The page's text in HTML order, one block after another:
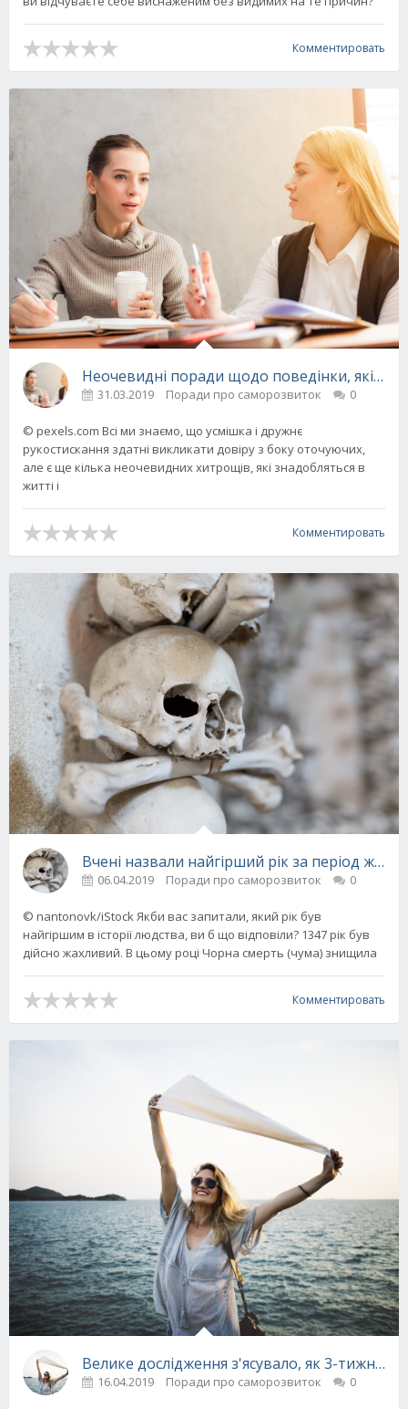
Комментировать
Неочевидні поради щодо поведінки, які
31.03.2019 Поради про саморозвиток 0
© pexels.com Всі ми знаємо, що усмішка і дружнє
рукостискання здатні викликати довіру з боку оточуючих,
але є ще кілька неочевидних хитрощів, які знадобляться в
житті і
Комментировать
Вчені назвали найгірший рік за період
06.04.2019 Поради про саморозвиток 0
© nantonovk/iStock Якби вас запитали, який рік був
найгіршим в історії людства, ви б що відповіли? 1347 рік був
дійсно жахливий. В цьому році Чорна смерть (чума) знищила
Комментировать
Велике дослідження з'ясувало, як 3-
16.04.2019 Поради про саморозвиток 0